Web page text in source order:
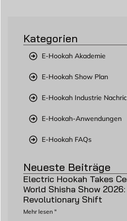
Kategorien
E-Hookah Akademie
E-Hookah Show Plan
E-Hookah Industrie
E-Hookah-Anwendungen
E-Hookah FAQs
Neueste Beiträge
Electric Hookah Takes
World Shisha Show
Revolutionary Shift
Mehr lesen "